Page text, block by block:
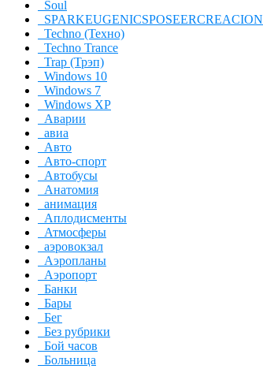
Soul
SPARKEUGENICSPOSEERCREACION
Techno (Техно)
Techno Trance
Trap (Трэп)
Windows 10
Windows 7
Windows XP
Аварии
авиа
Авто
Авто-спорт
Автобусы
Анатомия
анимация
Аплодисменты
Атмосферы
аэровокзал
Аэропланы
Аэропорт
Банки
Бары
Бег
Без рубрики
Бой часов
Больница